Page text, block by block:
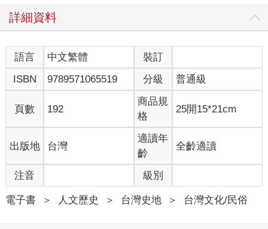
詳細資料
語言 中文繁體
裝訂
ISBN
9789571065519 分級 普通級
頁數 192
商品規
格
25開15*21cm
出版地 台灣
適讀年
齡
全齡適讀
注音 級別
電子書 ＞ 人文歷史 ＞ 台灣史地 ＞ 台灣文化/民俗